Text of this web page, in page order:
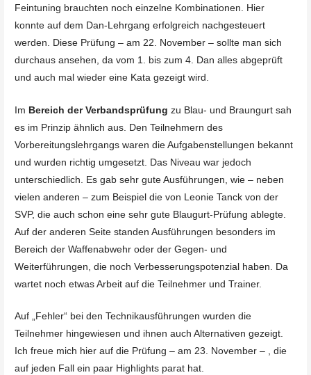
Feintuning brauchten noch einzelne Kombinationen. Hier
konnte auf dem Dan-Lehrgang erfolgreich nachgesteuert
werden. Diese Prüfung – am 22. November – sollte man sich
durchaus ansehen, da vom 1. bis zum 4. Dan alles abgeprüft
und auch mal wieder eine Kata gezeigt wird.
Im Bereich der Verbandsprüfung zu Blau- und Braungurt sah
es im Prinzip ähnlich aus. Den Teilnehmern des
Vorbereitungslehrgangs waren die Aufgabenstellungen bekannt
und wurden richtig umgesetzt. Das Niveau war jedoch
unterschiedlich. Es gab sehr gute Ausführungen, wie – neben
vielen anderen – zum Beispiel die von Leonie Tanck von der
SVP, die auch schon eine sehr gute Blaugurt-Prüfung ablegte.
Auf der anderen Seite standen Ausführungen besonders im
Bereich der Waffenabwehr oder der Gegen- und
Weiterführungen, die noch Verbesserungspotenzial haben. Da
wartet noch etwas Arbeit auf die Teilnehmer und Trainer.
Auf „Fehler“ bei den Technikausführungen wurden die
Teilnehmer hingewiesen und ihnen auch Alternativen gezeigt.
Ich freue mich hier auf die Prüfung – am 23. November – , die
auf jeden Fall ein paar Highlights parat hat.